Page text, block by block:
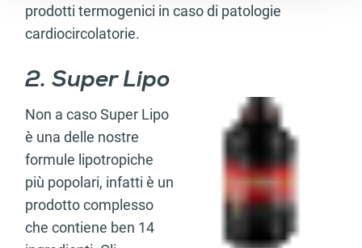
prodotti termogenici in caso di patologie
cardiocircolatorie.
2. Super Lipo
Non a caso Super Lipo
è una delle nostre
formule lipotropiche
più popolari, infatti è un
prodotto complesso
che contiene ben 14